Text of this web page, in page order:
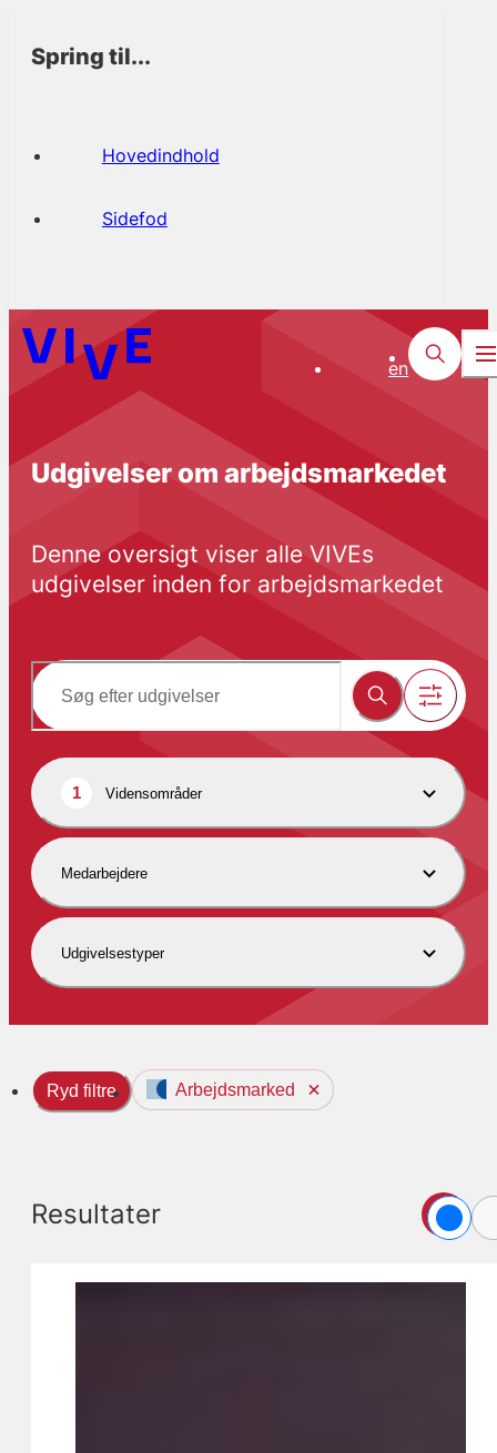
Spring til...
Hovedindhold
Sidefod
en
Udgivelser om arbejdsmarkedet
Denne oversigt viser alle VIVEs
udgivelser inden for arbejdsmarkedet
1 Vidensområder
Medarbejdere
Udgivelsestyper
Ryd filtre Arbejdsmarked
Resultater